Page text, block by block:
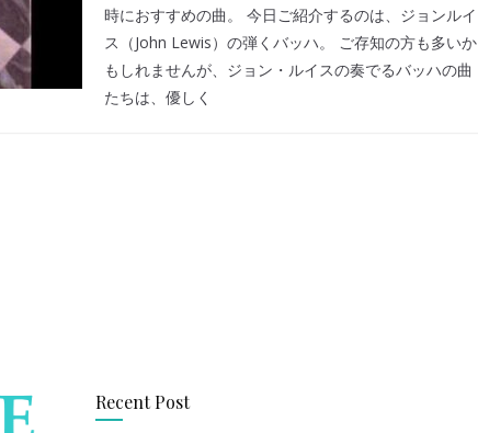
時におすすめの曲。 今日ご紹介するのは、ジョンルイ
ス（John Lewis）の弾くバッハ。 ご存知の方も多いか
もしれませんが、ジョン・ルイスの奏でるバッハの曲
たちは、優しく
Recent Post